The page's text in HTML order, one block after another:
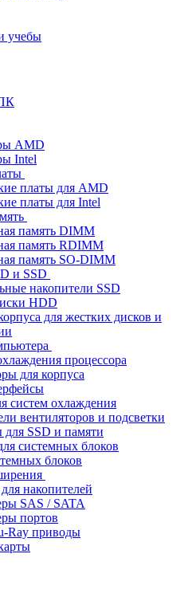
учебы
AMD
Intel
платы для AMD
платы для Intel
память DIMM
память RDIMM
память SO-DIMM
и SSD
накопители SSD
HDD
для жестких дисков и
процессора
для корпуса
систем охлаждения
вентиляторов и подсветки
для SSD и памяти
системных блоков
блоков
накопителей
SAS / SATA
портов
Ray приводы